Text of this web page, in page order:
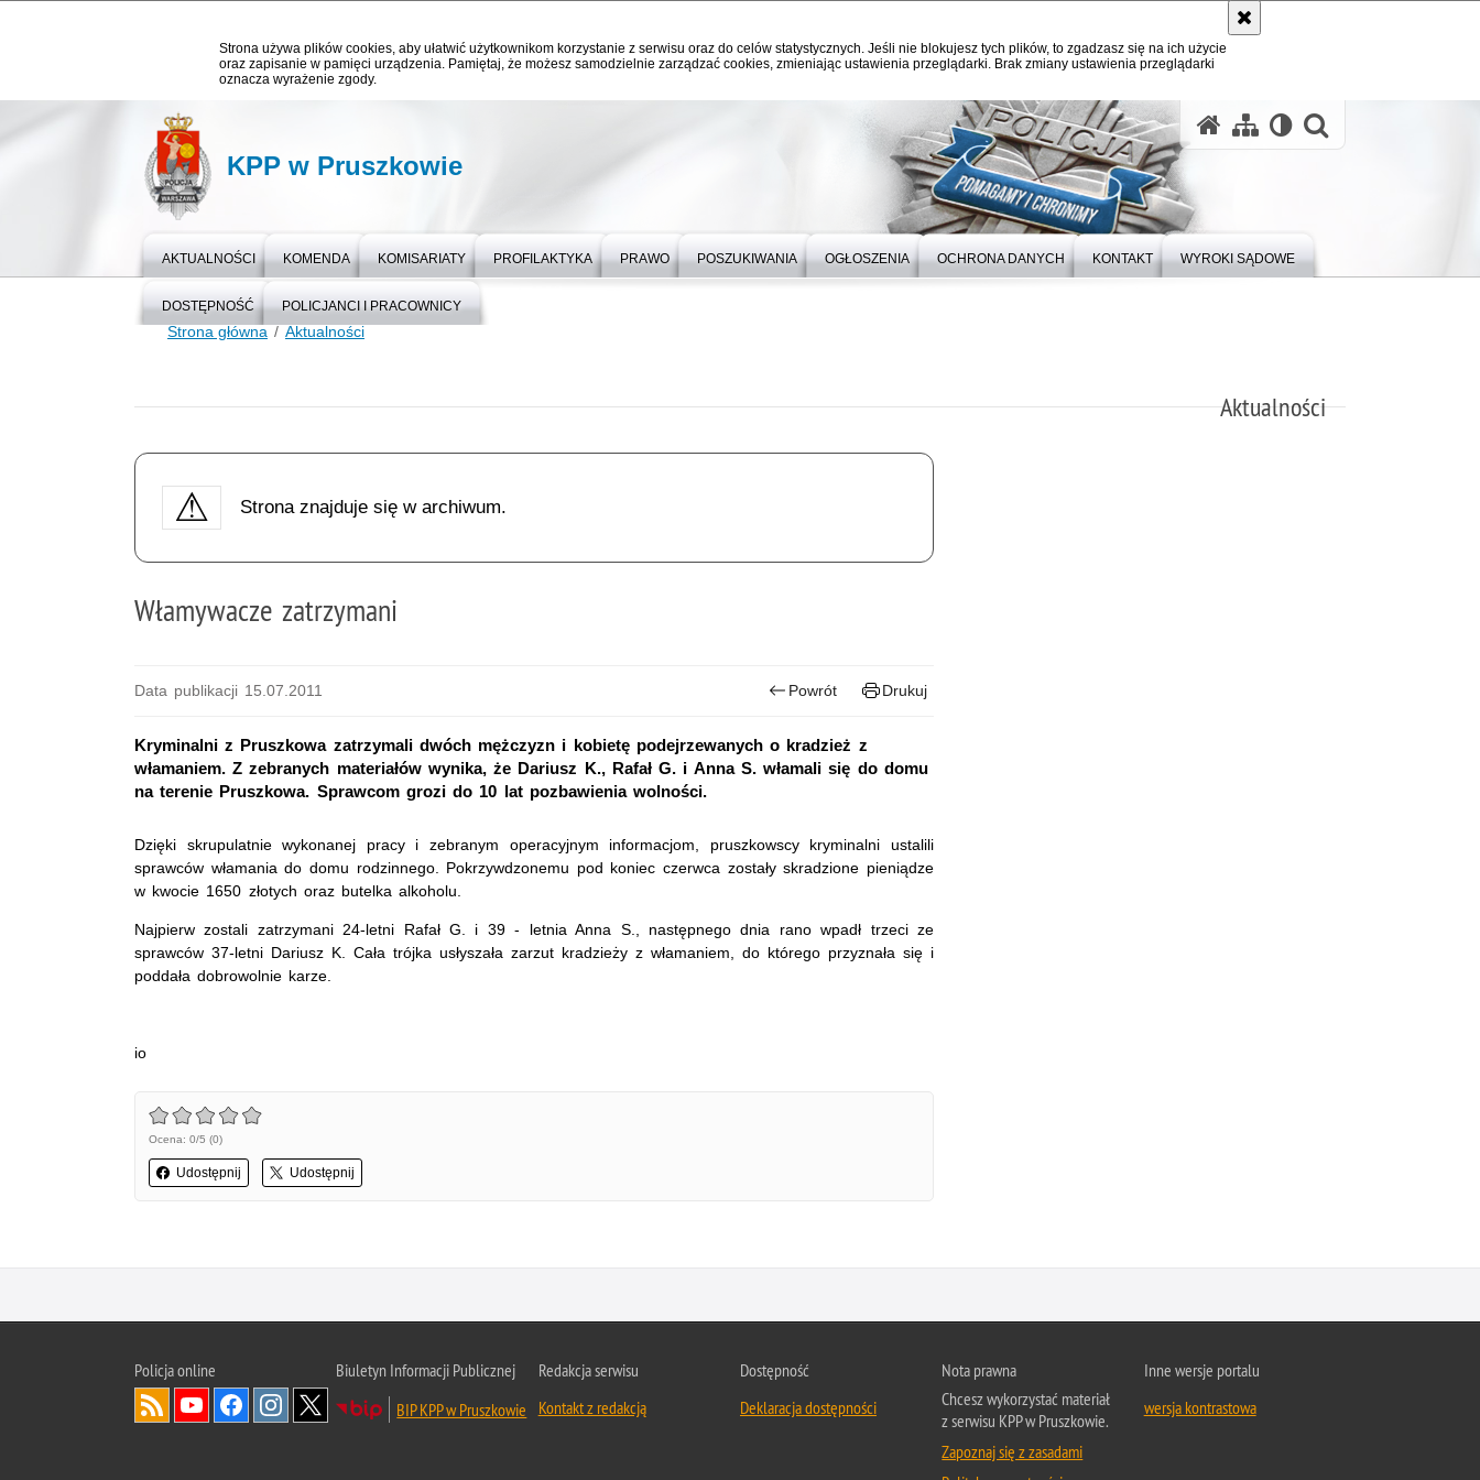
Strona używa plików cookies, aby ułatwić użytkownikom korzystanie z serwisu oraz do celów statystycznych. Jeśli nie blokujesz tych plików, to zgadzasz się na ich użycie
oraz zapisanie w pamięci urządzenia. Pamiętaj, że możesz samodzielnie zarządzać cookies, zmieniając ustawienia przeglądarki. Brak zmiany ustawienia przeglądarki
oznacza wyrażenie zgody.
KPP w Pruszkowie
AKTUALNOŚCI KOMENDA KOMISARIATY PROFILAKTYKA PRAWO POSZUKIWANIA OGŁOSZENIA OCHRONA DANYCH KONTAKT WYROKI SĄDOWE
DOSTĘPNOŚĆ POLICJANCI I PRACOWNICY
Strona główna Aktualności
Aktualności
Strona znajduje się w archiwum.
Włamywacze zatrzymani
Data publikacji 15.07.2011 Powrót Drukuj
Kryminalni z Pruszkowa zatrzymali dwóch mężczyzn i kobietę podejrzewanych o kradzież z
włamaniem. Z zebranych materiałów wynika, że Dariusz K., Rafał G. i Anna S. włamali się do domu
na terenie Pruszkowa. Sprawcom grozi do 10 lat pozbawienia wolności.
Dzięki skrupulatnie wykonanej pracy i zebranym operacyjnym informacjom, pruszkowscy kryminalni ustalili
sprawców włamania do domu rodzinnego. Pokrzywdzonemu pod koniec czerwca zostały skradzione pieniądze
w kwocie 1650 złotych oraz butelka alkoholu.
Najpierw zostali zatrzymani 24-letni Rafał G. i 39 - letnia Anna S., następnego dnia rano wpadł trzeci ze
sprawców 37-letni Dariusz K. Cała trójka usłyszała zarzut kradzieży z włamaniem, do którego przyznała się i
poddała dobrowolnie karze.
io
Ocena: 0/5 (0)
Udostępnij Udostępnij
Policja online
Biuletyn Informacji Publicznej
BIP KPP w Pruszkowie
Redakcja serwisu
Kontakt z redakcją
Dostępność
Deklaracja dostępności
Nota prawna
Chcesz wykorzystać materiał
z serwisu KPP w Pruszkowie.
Zapoznaj się z zasadami
Inne wersje portalu
wersja kontrastowa